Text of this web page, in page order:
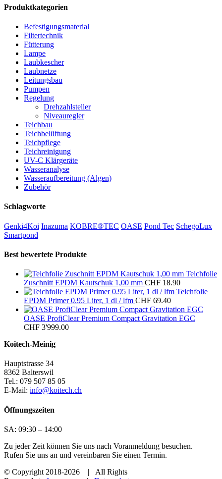
Produktkategorien
Befestigungsmaterial
Filtertechnik
Fütterung
Lampe
Laubkescher
Laubnetze
Leitungsbau
Pumpen
Regelung
Drehzahlsteller
Niveauregler
Teichbau
Teichbelüftung
Teichpflege
Teichreinigung
UV-C Klärgeräte
Wasseranalyse
Wasseraufbereitung (Algen)
Zubehör
Schlagworte
Genki4Koi Inazuma KOBRE®TEC OASE Pond Tec SchegoLux
Smartpond
Best bewertete Produkte
Teichfolie
Zuschnitt EPDM Kautschuk 1,00 mm CHF 18.90
Teichfolie
EPDM Primer 0.95 Liter, 1 dl / lfm CHF 69.40
OASE ProfiClear Premium Compact Gravitation EGC
CHF 3'999.00
Koitech-Meinig
Hauptstrasse 34
8362 Balterswil
Tel.: 079 507 85 05
E-Mail: info@koitech.ch
Öffnungszeiten
SA: 09:30 – 14:00
Zu jeder Zeit können Sie uns nach Voranmeldung besuchen.
Rufen Sie uns an und vereinbaren Sie einen Termin.
© Copyright 2018-2026 | All Rights